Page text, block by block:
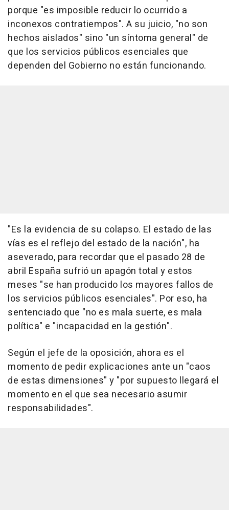
porque "es imposible reducir lo ocurrido a
inconexos contratiempos". A su juicio, "no son
hechos aislados" sino "un síntoma general" de
que los servicios públicos esenciales que
dependen del Gobierno no están funcionando.
"Es la evidencia de su colapso. El estado de las
vías es el reflejo del estado de la nación", ha
aseverado, para recordar que el pasado 28 de
abril España sufrió un apagón total y estos
meses "se han producido los mayores fallos de
los servicios públicos esenciales". Por eso, ha
sentenciado que "no es mala suerte, es mala
política" e "incapacidad en la gestión".
Según el jefe de la oposición, ahora es el
momento de pedir explicaciones ante un "caos
de estas dimensiones" y "por supuesto llegará el
momento en el que sea necesario asumir
responsabilidades".